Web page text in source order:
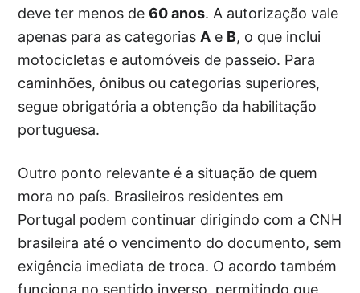
deve ter menos de60 anos. A autorização vale
apenas para as categoriasA e B, o que inclui
motocicletas e automóveis de passeio. Para
caminhões, ônibus ou categorias superiores,
segue obrigatória a obtenção da habilitação
portuguesa.
Outro ponto relevante é a situação de quem
mora no país. Brasileiros residentes em
Portugal podem continuar dirigindo com a CNH
brasileira até o vencimento do documento, sem
exigência imediata de troca. O acordo também